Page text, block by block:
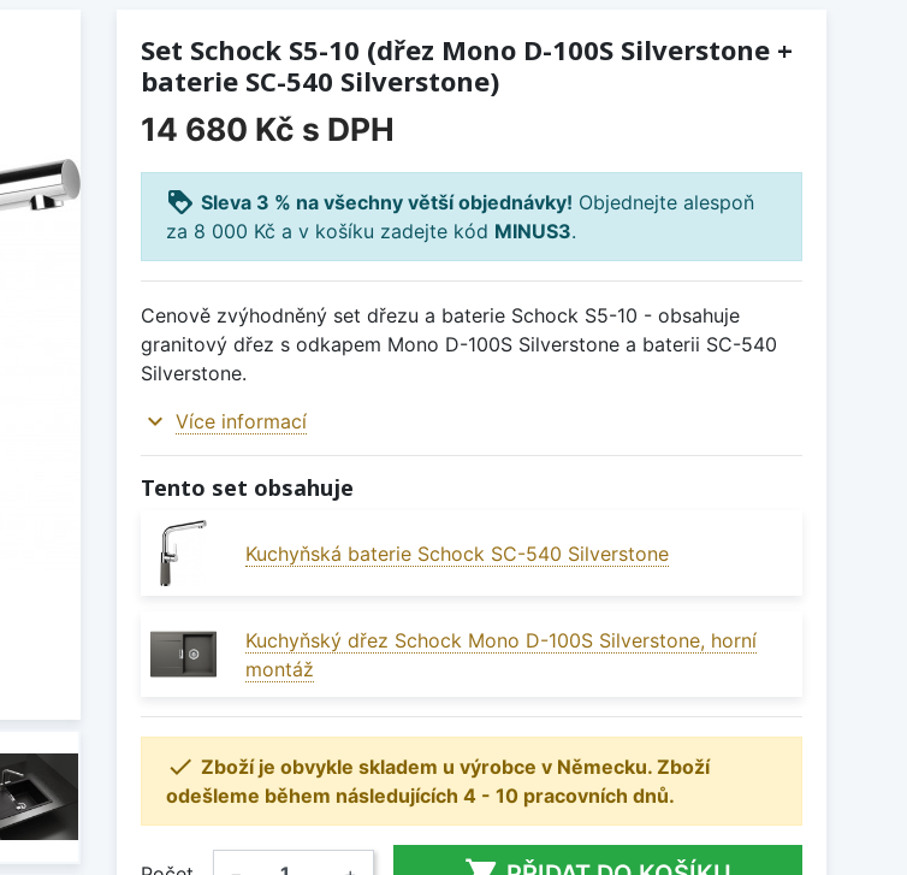
Set Schock S5-10 (dřez Mono D-100S Silverstone +
baterie SC-540 Silverstone)
14 680 Kč s DPH
loyalty Sleva 3 % na všechny větší objednávky! Objednejte alespoň
za 8 000 Kč a v košíku zadejte kód MINUS3.
Cenově zvýhodněný set dřezu a baterie Schock S5-10 - obsahuje
granitový dřez s odkapem Mono D-100S Silverstone a baterii SC-540
Silverstone.
expand_more Více informací
Tento set obsahuje
Kuchyňská baterie Schock SC-540 Silverstone
Kuchyňský dřez Schock Mono D-100S Silverstone, horní
montáž
 Zboží je obvykle skladem u výrobce v Německu. Zboží
odešleme během následujících 4 - 10 pracovních dnů.